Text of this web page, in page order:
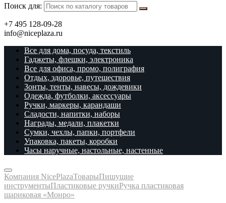
Поиск для:
+7 495 128-09-28
info@niceplaza.ru
Все для дома, посуда, текстиль
Гаджеты, флешки, электроника
Все для офиса, промо, полиграфия
Отдых, здоровье, путешествия
Зонты, тенты, навесы, дождевики
Одежда, футболки, аксессуары
Ручки, маркеры, карандаши
Сладости, напитки, наборы
Награды, медали, плакетки
Сумки, чехлы, папки, портфели
Упаковка, пакеты, коробки
Часы наручные, настольные, настенные
Компания NicePlazaТоварыПишущие
инструментыПластиковые ручкиРучка пластиковая
шариковая «Монро»